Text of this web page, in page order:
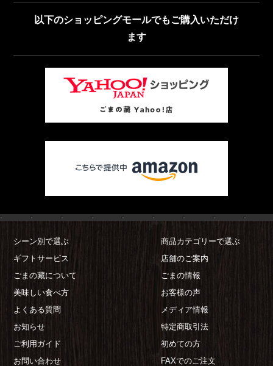
以下のショッピングモールでもご購入いただけ
ます
シーン別で選ぶ
商品カテゴリーで選ぶ
ギフトサービス
店舗のご案内
ごまの藏について
ごまの情報
美味しい食べ方
お客様の声
よくある質問
メディア情報
お知らせ
特定商取引法
ご利用ガイド
初めての方
お問い合わせ
FAXでのご注文